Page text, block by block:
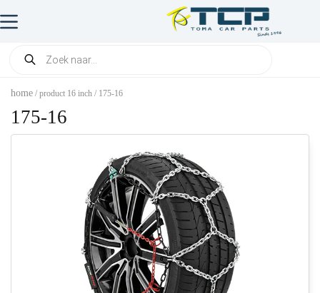
home / product 16 inch / 175-16
175-16